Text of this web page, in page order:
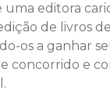
uma editora
de livros
os a ganhar
concorrido e